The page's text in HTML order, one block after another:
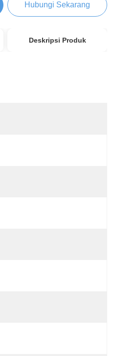
Hubungi Sekarang
Deskripsi Produk